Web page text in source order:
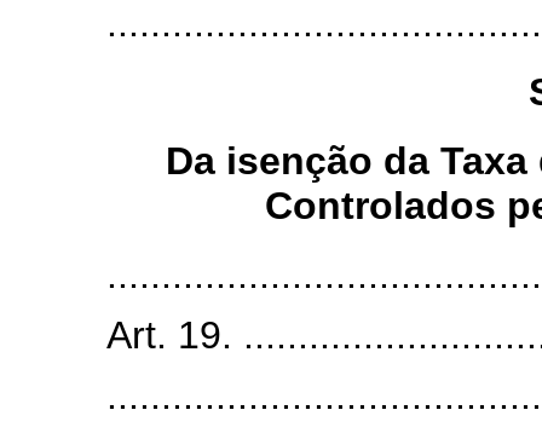
Da isenção da
Controlados
Art. 19.